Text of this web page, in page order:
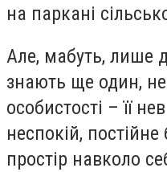
на паркані
Але, мабуть, лише
знають ще один,
особистості – її
неспокій,
простір навколо